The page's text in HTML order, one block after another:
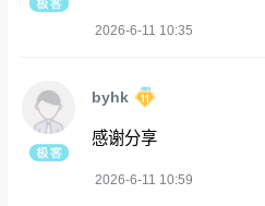
2026-6-11 10:35
byhk
感谢分享
2026-6-11 10:59